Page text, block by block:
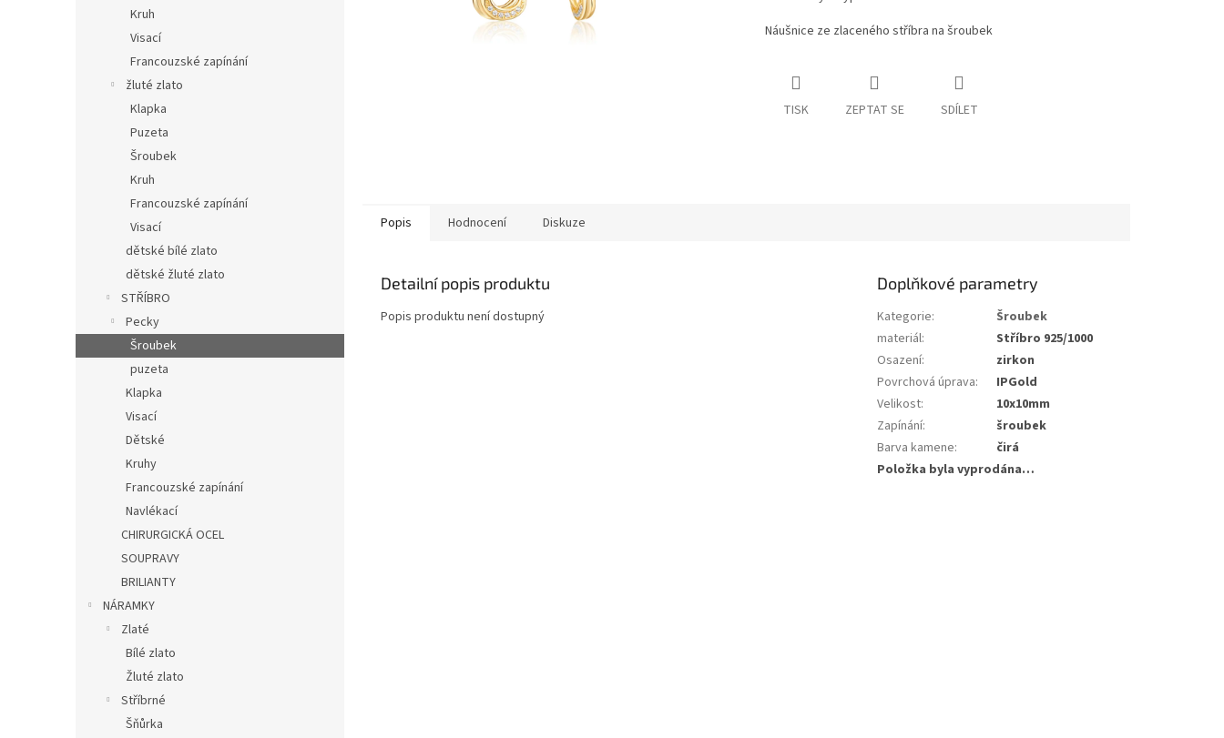
Kruh
Visací
Francouzské zapínání
žluté zlato
Klapka
Puzeta
Šroubek
Kruh
Francouzské zapínání
Visací
dětské bílé zlato
dětské žluté zlato
STŘÍBRO
Pecky
Šroubek
puzeta
Klapka
Visací
Dětské
Kruhy
Francouzské zapínání
Navlékací
CHIRURGICKÁ OCEL
SOUPRAVY
BRILIANTY
NÁRAMKY
Zlaté
Bílé zlato
Žluté zlato
Stříbrné
Šňůrka
Náušnice ze zlaceného stříbra na šroubek
TISK ZEPTAT SE SDÍLET
Popis Hodnocení Diskuze
Detailní popis produktu
Popis produktu není dostupný
Doplňkové parametry
Kategorie:
Šroubek
materiál:
Stříbro 925/1000
Osazení:
zirkon
Povrchová úprava:
IPGold
Velikost:
10x10mm
Zapínání:
šroubek
Barva kamene:
čirá
Položka byla vyprodána…